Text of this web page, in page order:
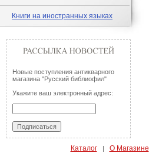
Книги на иностранных языках
Новые поступления антикварного
магазина "Русский библиофил"
Укажите ваш электронный адрес:
Каталог| О Магазине